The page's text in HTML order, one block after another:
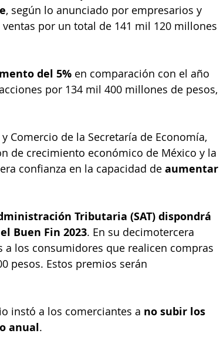
, según lo anunciado por empresarios y
por un total de 141 mil 120 millones
del 5% en comparación con el año
por 134 mil 400 millones de pesos,
Comercio de la Secretaría de Economía,
de crecimiento económico de México y la
confianza en la capacidad de aumentar
Tributaria (SAT) dispondrá
Buen Fin 2023. En su decimotercera
los consumidores que realicen compras
pesos. Estos premios serán
instó a los comerciantes a no subir los
anual.